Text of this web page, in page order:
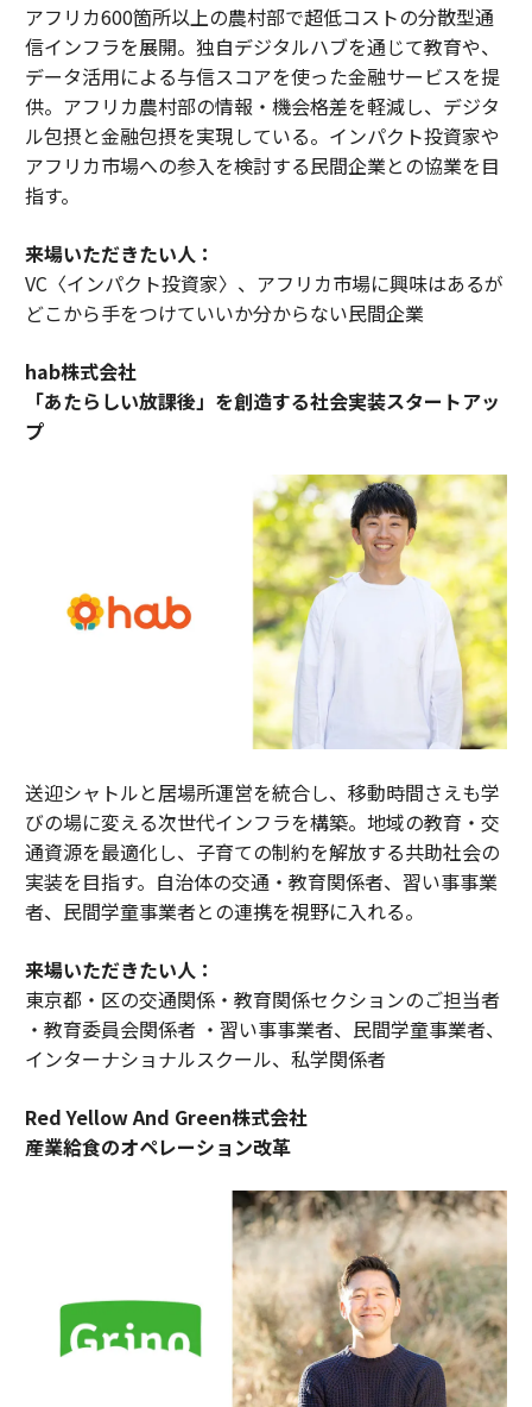
アフリカ600箇所以上の農村部で超低コストの分散型通
信インフラを展開。独自デジタルハブを通じて教育や、
データ活用による与信スコアを使った金融サービスを提
供。アフリカ農村部の情報・機会格差を軽減し、デジタ
ル包摂と金融包摂を実現している。インパクト投資家や
アフリカ市場への参入を検討する民間企業との協業を目
指す。
来場いただきたい人：
VC〈インパクト投資家〉、アフリカ市場に興味はあるが
どこから手をつけていいか分からない民間企業
hab株式会社
「あたらしい放課後」を創造する社会実装スタートアッ
プ
送迎シャトルと居場所運営を統合し、移動時間さえも学
びの場に変える次世代インフラを構築。地域の教育・交
通資源を最適化し、子育ての制約を解放する共助社会の
実装を目指す。自治体の交通・教育関係者、習い事事業
者、民間学童事業者との連携を視野に入れる。
来場いただきたい人：
東京都・区の交通関係・教育関係セクションのご担当者
・教育委員会関係者 ・習い事事業者、民間学童事業者、
インターナショナルスクール、私学関係者
Red Yellow And Green株式会社
産業給食のオペレーション改革